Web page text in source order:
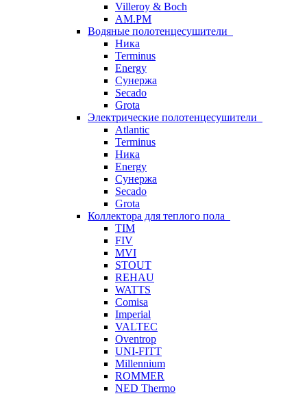
Villeroy & Boch
AM.PM
Водяные полотенцесушители
Ника
Terminus
Energy
Сунержа
Secado
Grota
Электрические полотенцесушители
Atlantic
Terminus
Ника
Energy
Сунержа
Secado
Grota
Коллектора для теплого пола
TIM
FIV
MVI
STOUT
REHAU
WATTS
Comisa
Imperial
VALTEC
Oventrop
UNI-FITT
Millennium
ROMMER
NED Thermo